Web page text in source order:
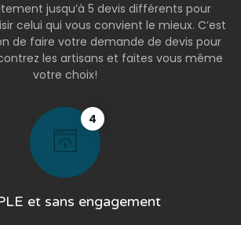
jusqu’à 5 devis différents pour
celui qui vous convient le mieux. C’est
de faire votre demande de devis pour
les artisans et faites vous même
votre choix!
4
et sans engagement